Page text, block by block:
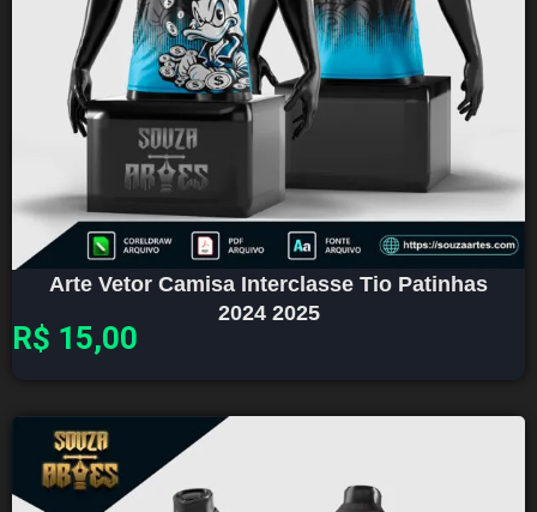
Arte Vetor Camisa Interclasse Tio Patinhas
2024 2025
R$ 15,00